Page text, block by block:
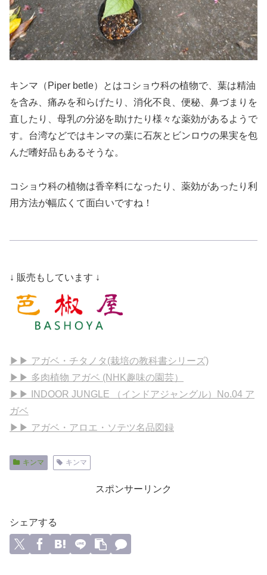
キンマ（Piper betle）とはコショウ科の植物で、葉は精油
を含み、痛みを和らげたり、消化不良、便秘、鼻づまりを
直したり、母乳の分泌を助けたり様々な薬効があるようで
す。台湾などではキンマの葉に石灰とビンロウの果実を包
んだ嗜好品もあるそうな。
コショウ科の植物は香辛料になったり、薬効があったり利
用方法が幅広くて面白いですね！
↓ 販売もしています ↓
▶▶ アガベ・チタノタ(栽培の教科書シリーズ)
▶▶ 多肉植物 アガベ (NHK趣味の園芸）
▶▶ INDOOR JUNGLE （インドアジャングル）No.04 ア
ガベ
▶▶ アガベ・アロエ・ソテツ名品図録
キンマ キンマ
スポンサーリンク
シェアする